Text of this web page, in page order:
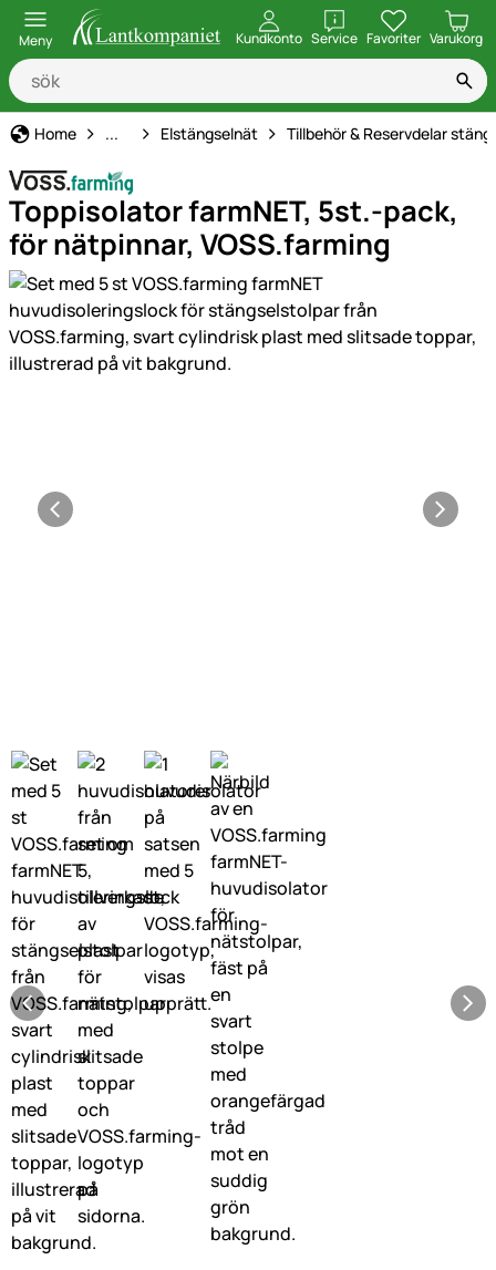
Meny Kundkonto ServiceöppnaFavoriter Varukorg
Home Elstängsel
... Elstängselnät Tillbehör & Reservdelar
Toppisolator farmNET, 5st.-pack,
för nätpinnar, VOSS.farming
Produktgaleri